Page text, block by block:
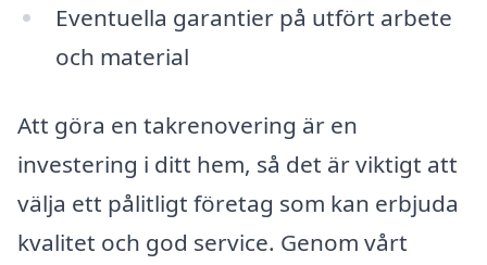
Eventuella garantier på utfört arbete
och material
Att göra en takrenovering är en
investering i ditt hem, så det är viktigt att
välja ett pålitligt företag som kan erbjuda
kvalitet och god service. Genom vårt